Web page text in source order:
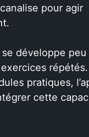
pour agir
développe peu
pratiques,
cette